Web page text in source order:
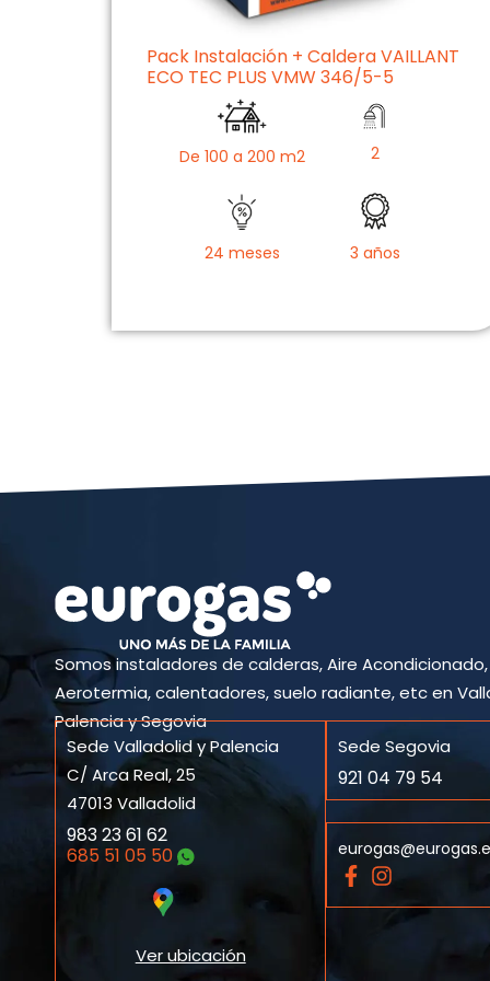
Pack Instalación + Caldera VAILLANT
ECO TEC PLUS VMW 346/5-5
De 100 a 200 m2 2
24 meses 3 años
Somos instaladores de calderas, Aire Acondicionado,
Aerotermia, calentadores, suelo radiante, etc en
Palencia y Segovia
Sede Valladolid y Palencia
C/ Arca Real, 25
47013 Valladolid
983 23 61 62
685 51 05 50
Ver ubicación
Sede Segovia
921 04 79 54
F
a
c
I
n
s